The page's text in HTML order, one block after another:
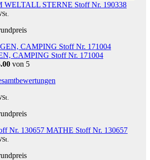
WELTALL STERNE Stoff Nr. 190338
CAMPING Stoff Nr. 171004
von 5
MATHE Stoff Nr. 130657